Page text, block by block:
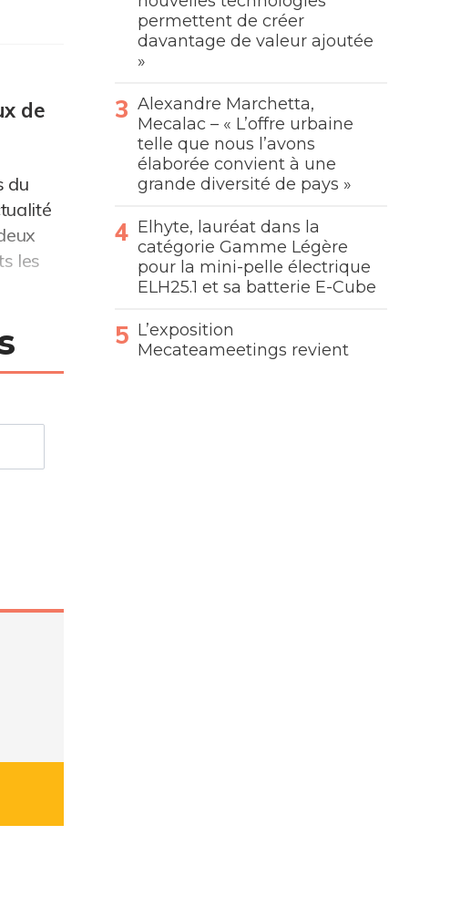
de
du
les
permettent de créer
davantage de valeur ajoutée
»
Alexandre Marchetta,
Mecalac – « L’offre urbaine
telle que nous l’avons
élaborée convient à une
grande diversité de pays »
Elhyte, lauréat dans la
catégorie Gamme Légère
pour la mini-pelle électrique
ELH25.1 et sa batterie E-Cube
L’exposition
Mecateameetings revient